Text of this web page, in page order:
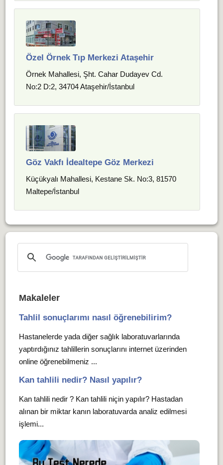
Özel Örnek Tıp Merkezi Ataşehir
Örnek Mahallesi, Şht. Cahar Dudayev Cd.
No:2 D:2, 34704 Ataşehir/İstanbul
Göz Vakfı İdealtepe Göz Merkezi
Küçükyalı Mahallesi, Kestane Sk. No:3, 81570
Maltepe/İstanbul
Makaleler
Tahlil sonuçlarımı nasıl öğrenebilirim?
Hastanelerde yada diğer sağlık laboratuvarlarında
yaptırdığınız tahlillerin sonuçlarını internet üzerinden
online öğrenebilmeniz ...
Kan tahlili nedir? Nasıl yapılır?
Kan tahlili nedir ? Kan tahlili niçin yapılır? Hastadan
alınan bir miktar kanın laboratuvarda analiz edilmesi
işlemi...